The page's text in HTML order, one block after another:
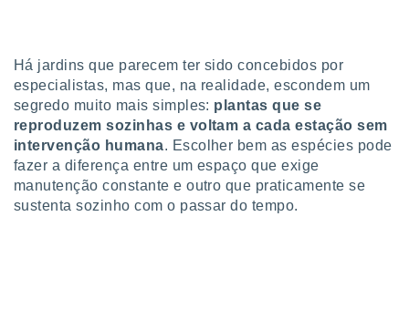
um perfil
lhe
e
com
Pode
na nossa
e
Há jardins que parecem ter sido concebidos por
especialistas, mas que, na realidade, escondem um
segredo muito mais simples: plantas que se
reproduzem sozinhas e voltam a cada estação sem
intervenção humana. Escolher bem as espécies pode
fazer a diferença entre um espaço que exige
manutenção constante e outro que praticamente se
sustenta sozinho com o passar do tempo.